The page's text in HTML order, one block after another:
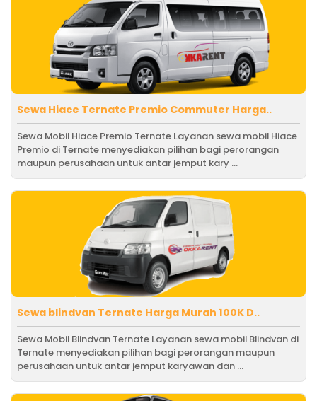
Sewa Hiace Ternate Premio Commuter Harga..
Sewa Mobil Hiace Premio Ternate Layanan sewa mobil Hiace
Premio di Ternate menyediakan pilihan bagi perorangan
maupun perusahaan untuk antar jemput kary ...
Sewa blindvan Ternate Harga Murah 100K D..
Sewa Mobil Blindvan Ternate Layanan sewa mobil Blindvan di
Ternate menyediakan pilihan bagi perorangan maupun
perusahaan untuk antar jemput karyawan dan ...